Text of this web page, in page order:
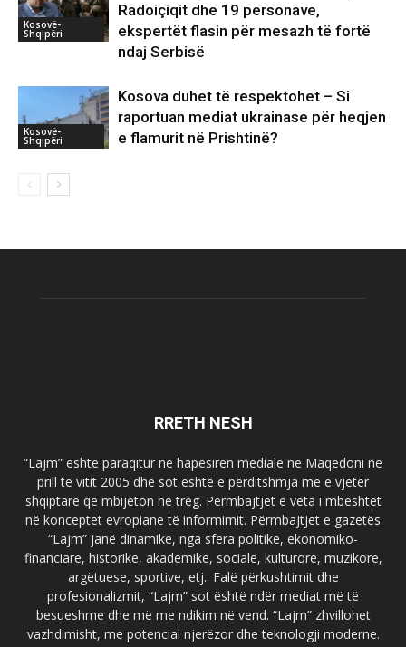
Kosovë-
Shqipëri
Radoiçiqit dhe 19 personave,
ekspertët flasin për mesazh të fortë
ndaj Serbisë
Kosovë-
Shqipëri
Kosova duhet të respektohet – Si
raportuan mediat ukrainase për heqjen
e flamurit në Prishtinë?
RRETH NESH
“Lajm” është paraqitur në hapësirën mediale në Maqedoni në
prill të vitit 2005 dhe sot është e përditshmja më e vjetër
shqiptare që mbijeton në treg. Përmbajtjet e veta i mbështet
në konceptet evropiane të informimit. Përmbajtjet e gazetës
“Lajm” janë dinamike, nga sfera politike, ekonomiko-
financiare, historike, akademike, sociale, kulturore, muzikore,
argëtuese, sportive, etj.. Falë përkushtimit dhe
profesionalizmit, “Lajm” sot është ndër mediat më të
besueshme dhe më me ndikim në vend. “Lajm” zhvillohet
vazhdimisht, me potencial njerëzor dhe teknologji moderne.